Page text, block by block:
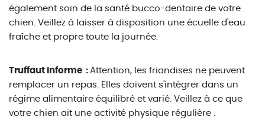
également soin de la santé bucco-dentaire de votre
chien. Veillez à laisser à disposition une écuelle d'eau
fraîche et propre toute la journée.
Truffaut informe : Attention, les friandises ne peuvent
remplacer un repas. Elles doivent s'intégrer dans un
régime alimentaire équilibré et varié. Veillez à ce que
votre chien ait une activité physique régulière :